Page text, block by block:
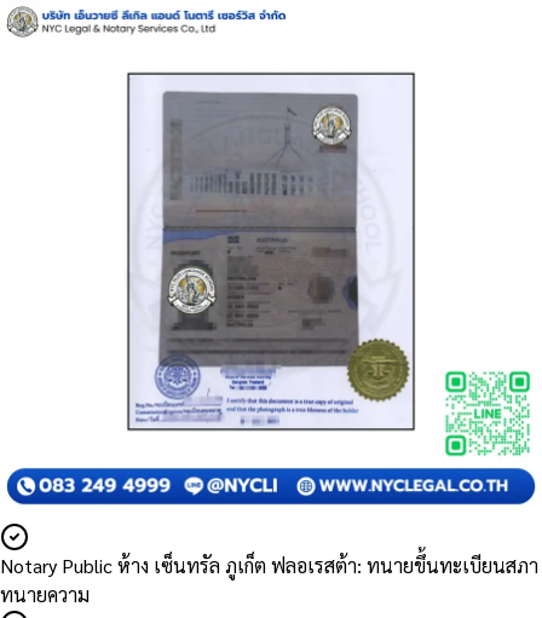
Notary Public ห้าง เซ็นทรัล ภูเก็ต ฟลอเรสต้า: ทนายขึ้นทะเบียนสภา
ทนายความ